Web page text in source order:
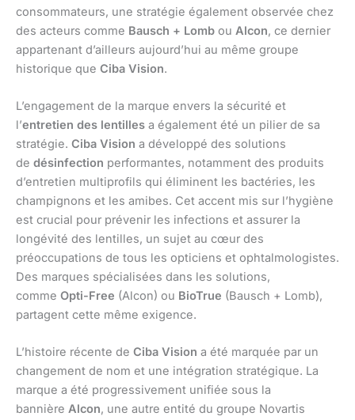
consommateurs, une stratégie également observée chez
des acteurs comme Bausch + Lomb ou Alcon, ce dernier
appartenant d’ailleurs aujourd’hui au même groupe
historique que Ciba Vision.
L’engagement de la marque envers la sécurité et
l’entretien des lentilles a également été un pilier de sa
stratégie. Ciba Vision a développé des solutions
de désinfection performantes, notamment des produits
d’entretien multiprofils qui éliminent les bactéries, les
champignons et les amibes. Cet accent mis sur l’hygiène
est crucial pour prévenir les infections et assurer la
longévité des lentilles, un sujet au cœur des
préoccupations de tous les opticiens et ophtalmologistes.
Des marques spécialisées dans les solutions,
comme Opti-Free (Alcon) ou BioTrue (Bausch + Lomb),
partagent cette même exigence.
L’histoire récente de Ciba Vision a été marquée par un
changement de nom et une intégration stratégique. La
marque a été progressivement unifiée sous la
bannière Alcon, une autre entité du groupe Novartis